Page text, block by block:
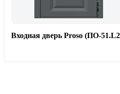
Входная дверь Proso (ПО-